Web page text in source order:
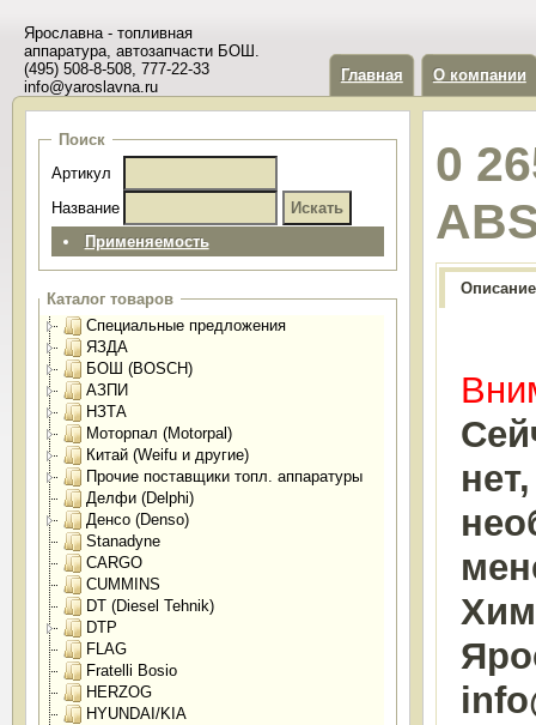
Ярославна - топливная
аппаратура, автозапчасти БОШ.
(495) 508-8-508, 777-22-33
info@yaroslavna.ru
Главная О компании
Поиск
Артикул
Название
Применяемость
Каталог товаров
Специальные предложения
ЯЗДА
БОШ (BOSCH)
АЗПИ
НЗТА
Моторпал (Motorpal)
Китай (Weifu и другие)
Прочие поставщики топл. аппаратуры
Делфи (Delphi)
Денсо (Denso)
Stanadyne
CARGO
CUMMINS
DT (Diesel Tehnik)
DTP
FLAG
Fratelli Bosio
HERZOG
HYUNDAI/KIA
0
Описание